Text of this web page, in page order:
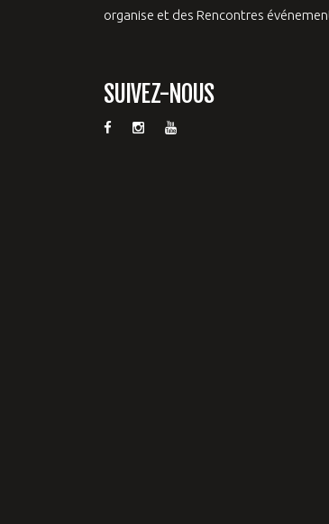
organise et des Rencontres
SUIVEZ-NOUS